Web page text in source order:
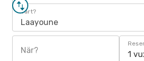
Vart?
Laayoune
När? 1